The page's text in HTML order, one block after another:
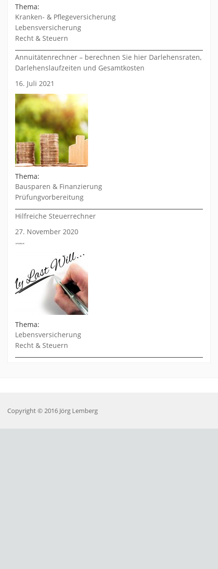
Thema:
Kranken- & Pflegeversicherung
Lebensversicherung
Recht & Steuern
Annuitätenrechner – berechnen Sie hier Darlehensraten,
Darlehenslaufzeiten und Gesamtkosten
16. Juli 2021
Thema:
Bausparen & Finanzierung
Prüfungvorbereitung
Hilfreiche Steuerrechner
27. November 2020
Thema:
Lebensversicherung
Recht & Steuern
Copyright © 2016 Jörg Lemberg